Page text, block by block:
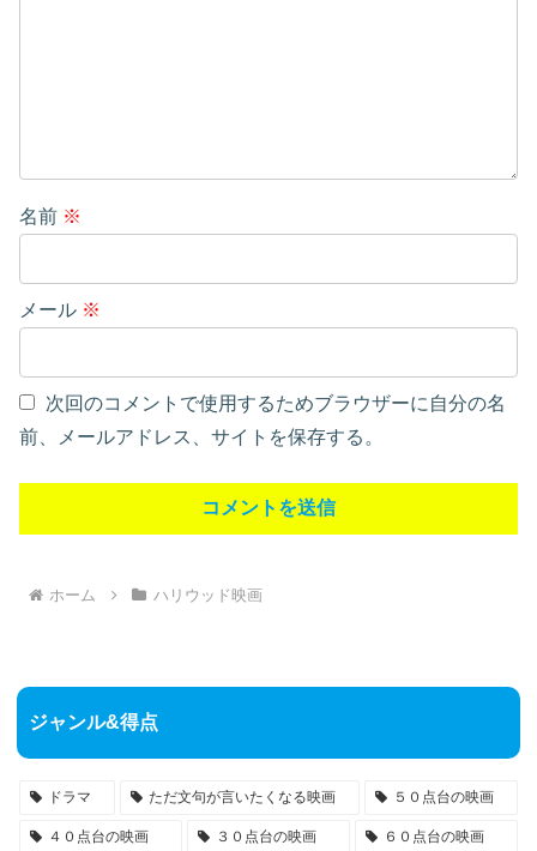
名前 ※
メール ※
次回のコメントで使用するためブラウザーに自分の名
前、メールアドレス、サイトを保存する。
ホーム ハリウッド映画
ジャンル&得点
ドラマ ただ文句が言いたくなる映画 ５０点台の映画
４０点台の映画 ３０点台の映画 ６０点台の映画